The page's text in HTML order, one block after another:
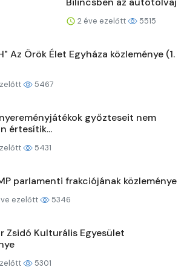
2 éve ezelőtt 5515
Az Örök Élet Egyháza közleménye (1.
5467
győzteseit nem
értesítik...
5431
parlamenti frakciójának közleménye
ezelőtt 5346
Zsidó Kulturális Egyesület
5301